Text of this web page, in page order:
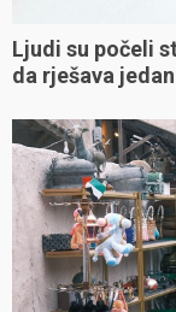
Ljudi su počeli
da rješava